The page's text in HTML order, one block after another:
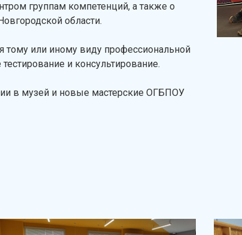
группам компетенций, а также о
области.
тому или иному виду профессиональной
и консультирование.
в музей и новые мастерские ОГБПОУ